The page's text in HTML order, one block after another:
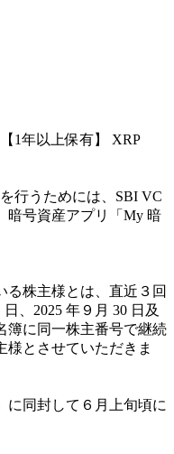
1年以上保有】 XRP
行うためには、SBI VC
暗号資産アプリ「My 暗
る株主様とは、直近３回
、2025 年９月 30 日及
簿に同一株主番号で継続
様とさせていただきま
に同封して６月上旬頃に